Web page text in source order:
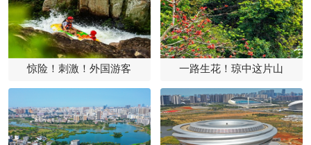
惊险！刺激！外国游客 一路生花！琼中这片山